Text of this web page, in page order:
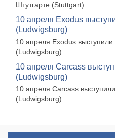
Штутгарте (Stuttgart)
10 апреля Exodus
(Ludwigsburg)
10 апреля Exodus
(Ludwigsburg)
10 апреля Carcass
(Ludwigsburg)
10 апреля Carcass
(Ludwigsburg)